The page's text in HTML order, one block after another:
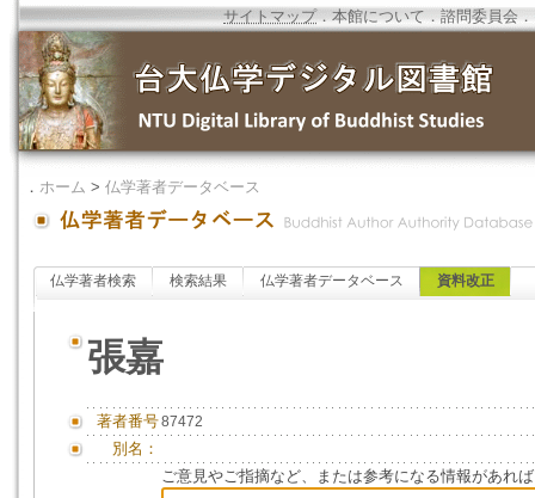
サイトマップ．本館について ．諮問委員会 ．
． ホーム > 仏学著者データベース
仏学著者検索 検索結果 仏学著者データベース 資料改正
張嘉
著者番号87472
別名：
ご意見やご指摘など、または参考になる情報があれ